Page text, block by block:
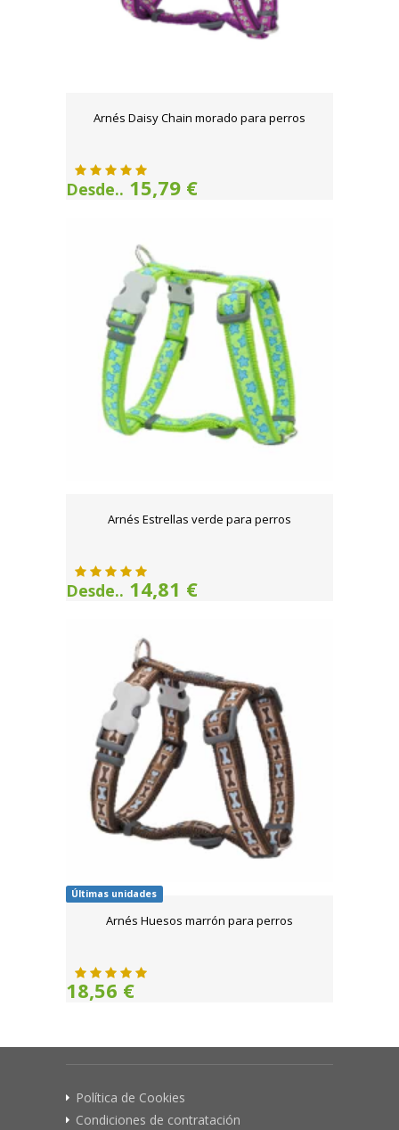
Arnés Daisy Chain morado para perros
Desde.. 15,79 €
Arnés Estrellas verde para perros
Desde.. 14,81 €
Últimas unidades
Arnés Huesos marrón para perros
18,56 €
Política de Cookies
Condiciones de contratación